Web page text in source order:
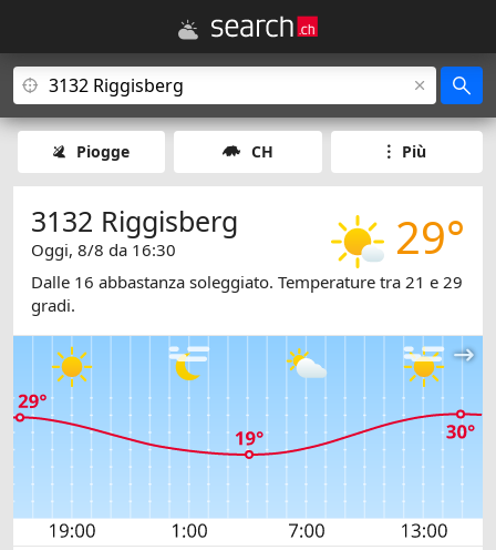
Piogge CH Più
29°
3132 Riggisberg
Oggi, 8/8 da 16:30
Dalle 16 abbastanza soleggiato. Temperature tra 21 e 29
gradi.